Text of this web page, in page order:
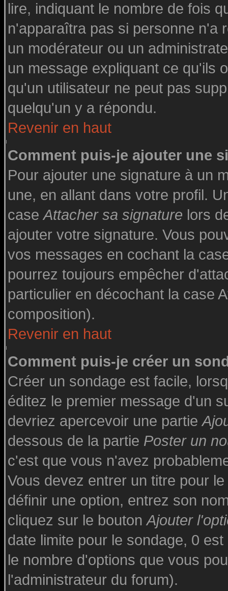
lire, indiquant le nombre de fois
n'apparaîtra pas si personne n'a
un modérateur ou un
un message expliquant ce qu'ils
qu'un utilisateur ne peut pas
quelqu'un y a répondu.
Revenir en haut
Comment puis-je ajouter une
Pour ajouter une signature à un
une, en allant dans votre profil.
caseAttacher sa signature lors
ajouter votre signature. Vous
vos messages en cochant la
pourrez toujours empêcher
particulier en décochant la case
composition).
Revenir en haut
Comment puis-je créer un
Créer un sondage est facile,
éditez le premier message d'un
devriez apercevoir une partie
dessous de la partie Poster un
c'est que vous n'avez
Vous devez entrer un titre pour
définir une option, entrez son
cliquez sur le boutonAjouter
date limite pour le sondage, 0
le nombre d'options que vous
l'administrateur du forum).